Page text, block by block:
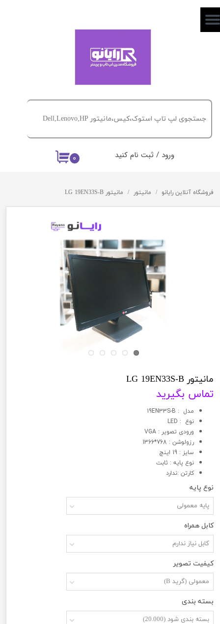
۰ ورود / ثبت نام کنید
حساب کاربری من
خروج از حساب کاربری
فروشگاه آنلاین رایانو مانیتور مانیتور LG 19EN33S-B
مانیتور LG 19EN33S-B
تماس بگیرید
مدل : 19EN33S-B
نوع : LED
ورودی تصویر : VGA
رزولوشن : 768*1366
سایز : 19 اینچ
نوع پایه : ثابت
کارتن :ندارد
نوع پایه
پایه معمولی
کابل همراه
کابل نیاز ندارم
کیفیت تصویر
معمولی (گرید B)
بسته بندی
بسته بندی شود (20.000)